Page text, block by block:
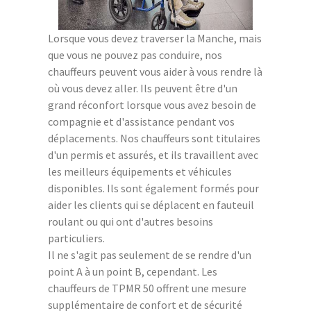
Lorsque vous devez traverser la Manche, mais
que vous ne pouvez pas conduire, nos
chauffeurs peuvent vous aider à vous rendre là
où vous devez aller. Ils peuvent être d'un
grand réconfort lorsque vous avez besoin de
compagnie et d'assistance pendant vos
déplacements. Nos chauffeurs sont titulaires
d'un permis et assurés, et ils travaillent avec
les meilleurs équipements et véhicules
disponibles. Ils sont également formés pour
aider les clients qui se déplacent en fauteuil
roulant ou qui ont d'autres besoins
particuliers.
Il ne s'agit pas seulement de se rendre d'un
point A à un point B, cependant. Les
chauffeurs de TPMR 50 offrent une mesure
supplémentaire de confort et de sécurité